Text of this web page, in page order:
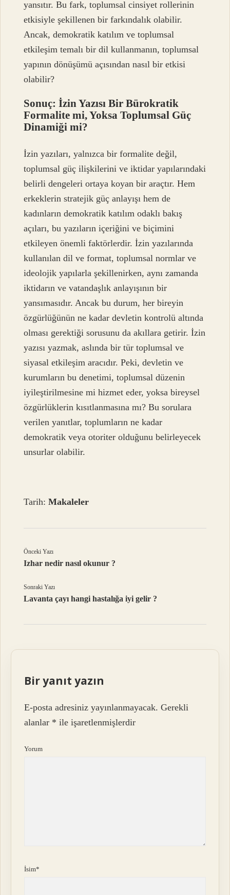
yansıtır. Bu fark, toplumsal cinsiyet rollerinin
etkisiyle şekillenen bir farkındalık olabilir.
Ancak, demokratik katılım ve toplumsal
etkileşim temalı bir dil kullanmanın, toplumsal
yapının dönüşümü açısından nasıl bir etkisi
olabilir?
Sonuç: İzin Yazısı Bir Bürokratik
Formalite mi, Yoksa Toplumsal Güç
Dinamiği mi?
İzin yazıları, yalnızca bir formalite değil,
toplumsal güç ilişkilerini ve iktidar yapılarındaki
belirli dengeleri ortaya koyan bir araçtır. Hem
erkeklerin stratejik güç anlayışı hem de
kadınların demokratik katılım odaklı bakış
açıları, bu yazıların içeriğini ve biçimini
etkileyen önemli faktörlerdir. İzin yazılarında
kullanılan dil ve format, toplumsal normlar ve
ideolojik yapılarla şekillenirken, aynı zamanda
iktidarın ve vatandaşlık anlayışının bir
yansımasıdır. Ancak bu durum, her bireyin
özgürlüğünün ne kadar devletin kontrolü altında
olması gerektiği sorusunu da akıllara getirir. İzin
yazısı yazmak, aslında bir tür toplumsal ve
siyasal etkileşim aracıdır. Peki, devletin ve
kurumların bu denetimi, toplumsal düzenin
iyileştirilmesine mi hizmet eder, yoksa bireysel
özgürlüklerin kısıtlanmasına mı? Bu sorulara
verilen yanıtlar, toplumların ne kadar
demokratik veya otoriter olduğunu belirleyecek
unsurlar olabilir.
Tarih:Makaleler
Önceki Yazı
Izhar nedir nasıl okunur ?
Sonraki Yazı
Lavanta çayı hangi hastalığa iyi gelir ?
Bir yanıt yazın
E-posta adresiniz yayınlanmayacak. Gerekli
alanlar * ile işaretlenmişlerdir
Yorum
İsim*